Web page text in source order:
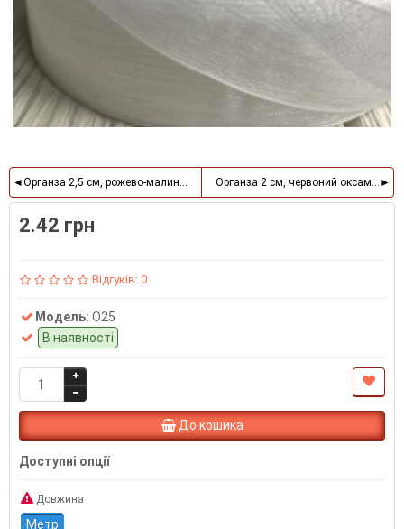
Органза 2,5 см, рожево-малиновий, метрОрганза 2 см, червоний оксамит,
2.42 грн
Відгуків: 0
Модель: O25
В наявності
До кошика
Доступні опції
Довжина
Метр